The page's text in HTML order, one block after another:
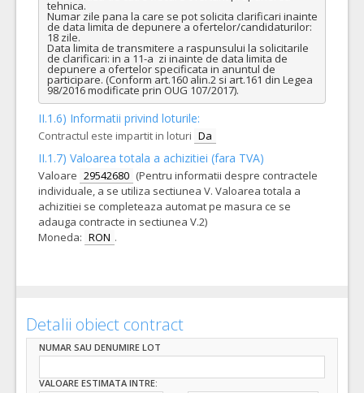
tehnica.
Numar zile pana la care se pot solicita clarificari inainte
de data limita de depunere a ofertelor/candidaturilor:
18 zile.
Data limita de transmitere a raspunsului la solicitarile
de clarificari: in a 11-a  zi inainte de data limita de
depunere a ofertelor specificata in anuntul de
participare. (Conform art.160 alin.2 si art.161 din Legea
98/2016 modificate prin OUG 107/2017).
II.1.6) Informatii privind loturile:
Contractul este impartit in loturi Da
II.1.7) Valoarea totala a achizitiei (fara TVA)
Valoare 29542680 (Pentru informatii despre contractele
individuale, a se utiliza sectiunea V. Valoarea totala a
achizitiei se completeaza automat pe masura ce se
adauga contracte in sectiunea V.2)
Moneda: RON .
Detalii obiect contract
NUMAR SAU DENUMIRE LOT
VALOARE ESTIMATA INTRE: